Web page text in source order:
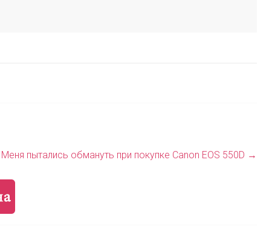
Меня пытались обмануть при покупке Canon EOS 550D →